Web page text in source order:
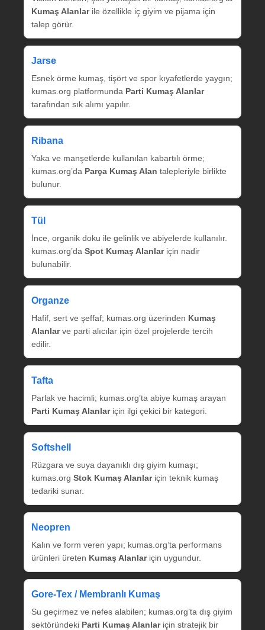
Kumaş Alanlarile özellikle iç giyim ve pijama için
talep görür.
Jarse
Esnek örme kumaş, tişört ve spor kıyafetlerde yaygın;
kumas.org platformunda Parti Kumaş Alanlar
tarafından sık alımı yapılır.
Ribana
Yaka ve manşetlerde kullanılan kabartılı örme;
kumas.org’da Parça Kumaş Alan talepleriyle birlikte
bulunur.
Tül
İnce, organik doku ile gelinlik ve abiyelerde kullanılır.
kumas.org’da Spot Kumaş Alanlariçin nadir
bulunabilir.
Organze
Hafif, sert ve şeffaf; kumas.org üzerinden Kumaş
Alanlarve parti alıcılar için özel projelerde tercih
edilir.
Tafta
Parlak ve hacimli; kumas.org’ta abiye kumaş arayan
Parti Kumaş Alanlariçin ilgi çekici bir kategori.
Softshell
Rüzgara ve suya dayanıklı dış giyim kumaşı;
kumas.org Stok Kumaş Alanlariçin teknik kumaş
tedariki sunar.
Neopren
Kalın ve form veren yapı; kumas.org’ta performans
ürünleri üreten Kumaş Alanlariçin uygundur.
Gore‑Tex / Membranlı Kumaş
Su geçirmez ve nefes alabilen; kumas.org’ta dış giyim
sektöründeki Parti Kumaş Alanlariçin stratejik bir